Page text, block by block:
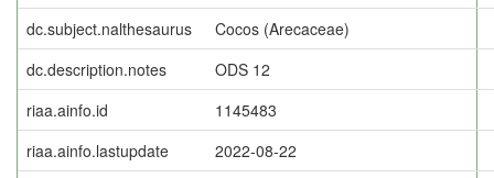
dc.subject.nalthesaurus
Cocos (Arecaceae)
dc.description.notes
ODS 12
riaa.ainfo.id
1145483
riaa.ainfo.lastupdate
2022-08-22